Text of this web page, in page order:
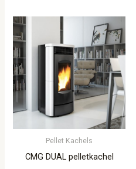
Pellet Kachels
CMG DUAL pelletkachel